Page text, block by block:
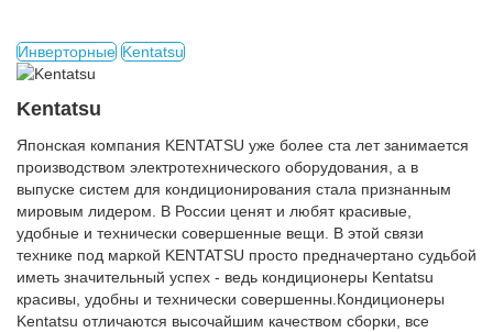
Инверторные Kentatsu
Kentatsu
Японская компания KENTATSU уже более ста лет занимается
производством электротехнического оборудования, а в
выпуске систем для кондиционирования стала признанным
мировым лидером. В России ценят и любят красивые,
удобные и технически совершенные вещи. В этой связи
технике под маркой KENTATSU просто предначертано судьбой
иметь значительный успех - ведь кондиционеры Kentatsu
красивы, удобны и технически совершенны.Кондиционеры
Kentatsu отличаются высочайшим качеством сборки, все